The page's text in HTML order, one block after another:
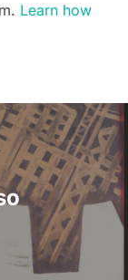
Learn how